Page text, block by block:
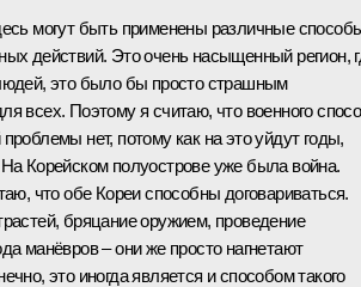
могут быть применены различные
действий. Это очень насыщенный регион,
это было бы просто страшным
всех. Поэтому я считаю, что военного
нет, потому как на это уйдут годы,
Корейском полуострове уже была война.
что обе Кореи способны договариваться.
бряцание оружием, проведение
манёвров – они же просто нагнетают
это иногда является и способом такого